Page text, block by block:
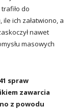
do
ile ich załatwiono, a
nawet
masowych
spraw
zawarcia
z powodu